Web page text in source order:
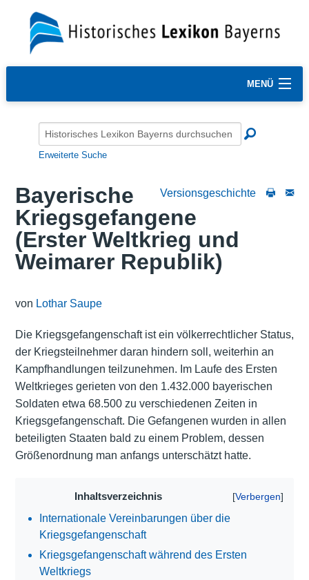
MENÜ
Erweiterte Suche
Versionsgeschichte
Bayerische
Kriegsgefangene
(Erster Weltkrieg und
Weimarer Republik)
von Lothar Saupe
Die Kriegsgefangenschaft ist ein völkerrechtlicher Status,
der Kriegsteilnehmer daran hindern soll, weiterhin an
Kampfhandlungen teilzunehmen. Im Laufe des Ersten
Weltkrieges gerieten von den 1.432.000 bayerischen
Soldaten etwa 68.500 zu verschiedenen Zeiten in
Kriegsgefangenschaft. Die Gefangenen wurden in allen
beteiligten Staaten bald zu einem Problem, dessen
Größenordnung man anfangs unterschätzt hatte.
Inhaltsverzeichnis
Internationale Vereinbarungen über die
Kriegsgefangenschaft
Kriegsgefangenschaft während des Ersten
Weltkriegs